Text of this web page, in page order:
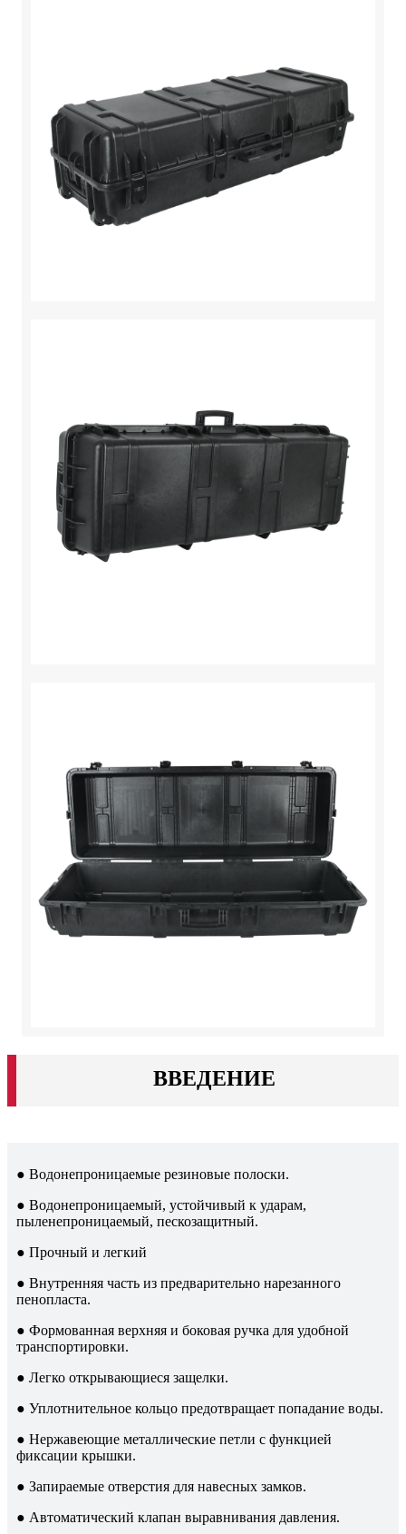
ВВЕДЕНИЕ
● Водонепроницаемые резиновые полоски.
● Водонепроницаемый, устойчивый к ударам,
пыленепроницаемый, пескозащитный.
● Прочный и легкий
● Внутренняя часть из предварительно нарезанного
пенопласта.
● Формованная верхняя и боковая ручка для удобной
транспортировки.
● Легко открывающиеся защелки.
● Уплотнительное кольцо предотвращает попадание воды.
● Нержавеющие металлические петли с функцией
фиксации крышки.
● Запираемые отверстия для навесных замков.
● Автоматический клапан выравнивания давления.